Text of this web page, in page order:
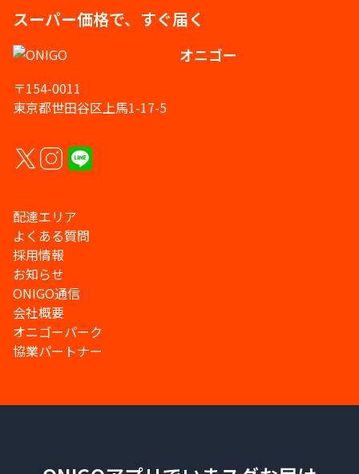
スーパー価格で、すぐ届く
オニゴー
〒154-0011
東京都世田谷区上馬1-17-5
配達エリア
よくある質問
採用情報
お知らせ
ONIGO通信
会社概要
オニゴーパーク
協業パートナー